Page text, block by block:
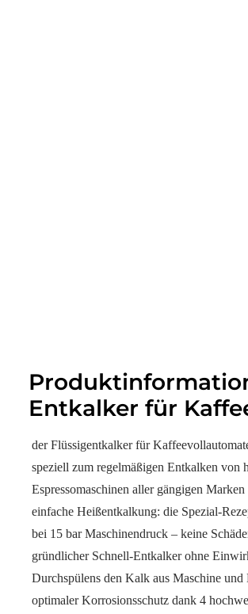
Entkalker für
der Flüssigentkalker für
speziell zum regelmäßigen Entkalken von
Espressomaschinen aller gängigen
einfache Heißentkalkung: die Spezial-
bei 15 bar Maschinendruck – keine
gründlicher Schnell-Entkalker ohne
Durchspülens den Kalk aus Maschine
optimaler Korrosionsschutz dank 4